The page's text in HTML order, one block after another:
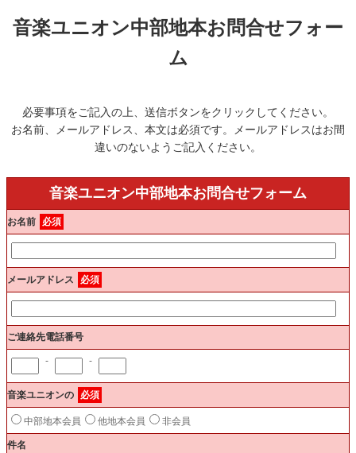
音楽ユニオン中部地本お問合せフォー
ム
必要事項をご記入の上、送信ボタンをクリックしてください。
お名前、メールアドレス、本文は必須です。メールアドレスはお間
違いのないようご記入ください。
音楽ユニオン中部地本お問合せフォーム
お名前 必須
メールアドレス 必須
ご連絡先電話番号
- -
音楽ユニオンの 必須
中部地本会員 他地本会員 非会員
件名